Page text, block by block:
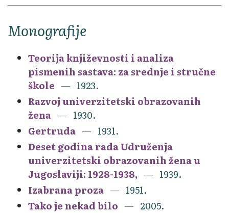
Monografije
Teorija književnosti i analiza
pismenih sastava: za srednje i stručne
škole
1923.
Razvoj univerzitetski obrazovanih
žena
1930.
Gertruda
1931.
Deset godina rada Udruženja
univerzitetski obrazovanih žena u
Jugoslaviji: 1928-1938,
1939.
Izabrana proza
1951.
Tako je nekad bilo
2005.